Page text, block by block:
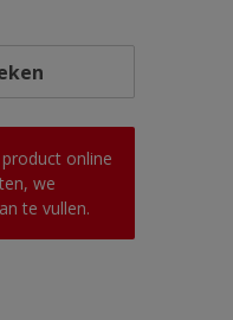
online
we
te vullen.